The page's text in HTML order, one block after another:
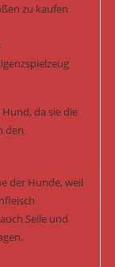
zu kaufen
da sie die
den
der Hunde, weil
Seile und